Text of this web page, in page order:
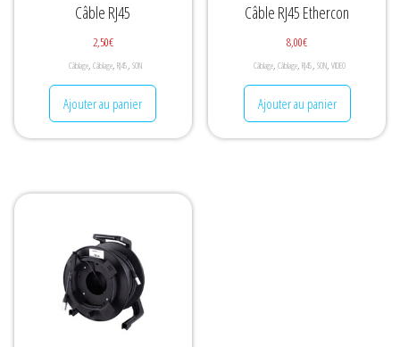
Câble RJ45
2,50€
Câblage, Câblage, RJ45, SON
Ajouter au panier
Câble RJ45 Ethercon
8,00€
Câblage, Câblage, RJ45, SON, VIDEO
Ajouter au panier